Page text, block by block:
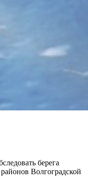
берега
Волгоградской